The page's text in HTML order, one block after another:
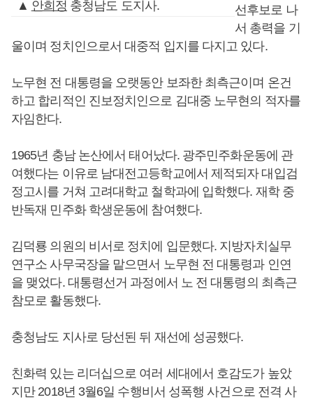
▲ 안희정 충청남도 도지사.
선후보로 나
서 총력을 기
울이며 정치인으로서 대중적 입지를 다지고 있다.
노무현 전 대통령을 오랫동안 보좌한 최측근이며 온건
하고 합리적인 진보정치인으로 김대중 노무현의 적자를
자임한다.
1965년 충남 논산에서 태어났다. 광주민주화운동에 관
여했다는 이유로 남대전고등학교에서 제적되자 대입검
정고시를 거쳐 고려대학교 철학과에 입학했다. 재학 중
반독재 민주화 학생운동에 참여했다.
김덕룡 의원의 비서로 정치에 입문했다. 지방자치실무
연구소 사무국장을 맡으면서 노무현 전 대통령과 인연
을 맺었다. 대통령선거 과정에서 노 전 대통령의 최측근
참모로 활동했다.
충청남도 지사로 당선된 뒤 재선에 성공했다.
친화력 있는 리더십으로 여러 세대에서 호감도가 높았
지만 2018년 3월6일 수행비서 성폭행 사건으로 전격 사